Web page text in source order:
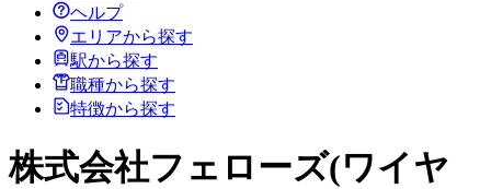
ヘルプ
エリアから探す
駅から探す
職種から探す
特徴から探す
株式会社フェローズ(ワイヤ